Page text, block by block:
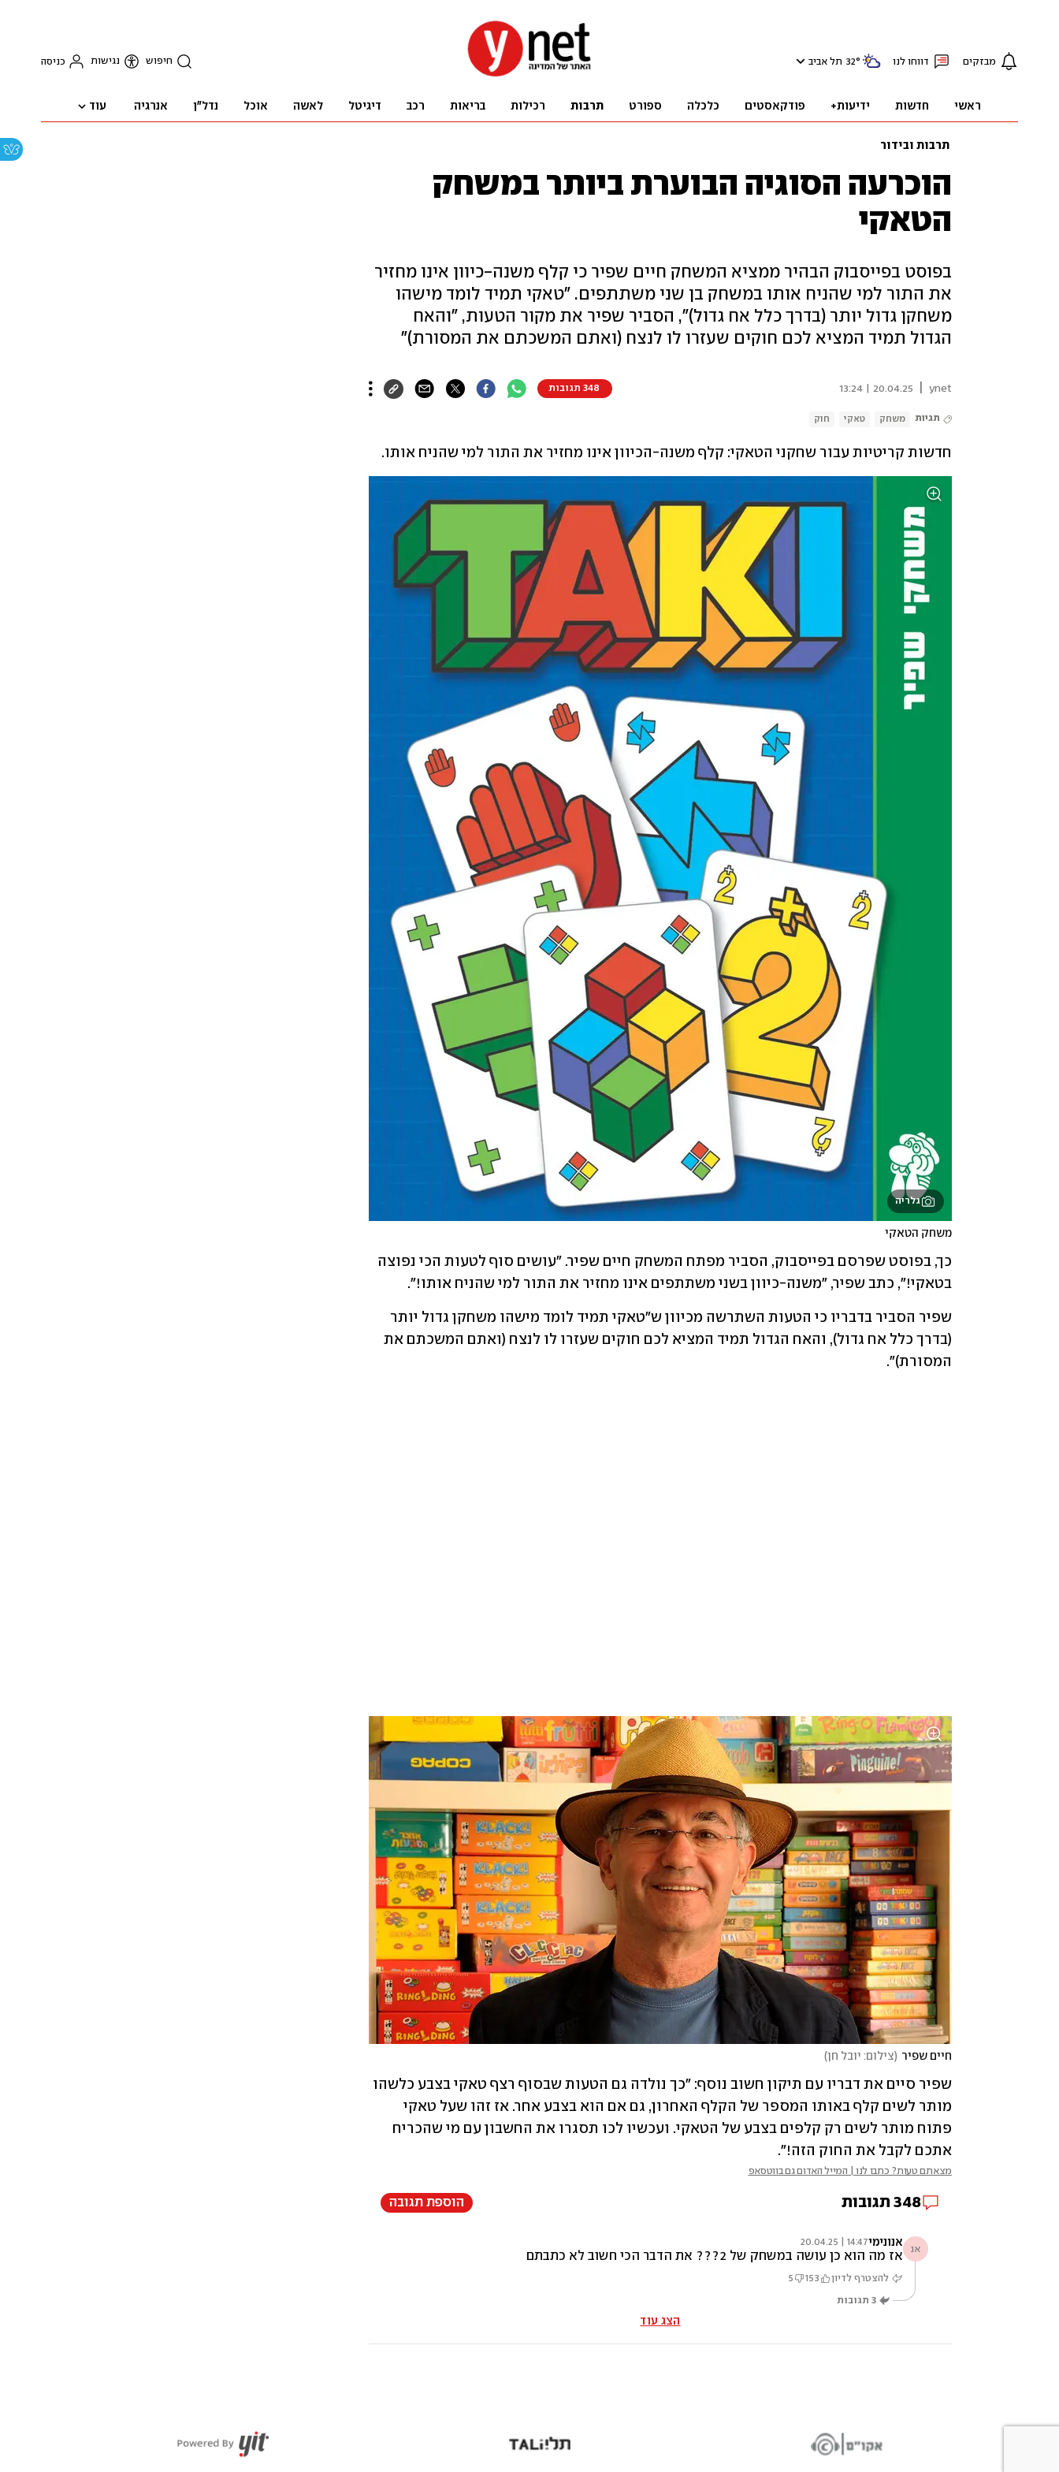
מבזקים דווחו לנו 32° תל אביב חיפוש נגישות כניסה
ראשי חדשות ידיעות+ פודקאסטים כלכלה ספורט תרבות רכילות בריאות רכב דיגיטל לאשה אוכל נדל"ן אנרגיה עוד
תרבות ובידור
הוכרעה הסוגיה הבוערת ביותר במשחק
הטאקי
בפוסט בפייסבוק הבהיר ממציא המשחק חיים שפיר כי קלף משנה-כיוון אינו מחזיר
את התור למי שהניח אותו במשחק בן שני משתתפים. "טאקי תמיד לומד מישהו
משחקן גדול יותר (בדרך כלל אח גדול)", הסביר שפיר את מקור הטעות, "והאח
הגדול תמיד המציא לכם חוקים שעזרו לו לנצח (ואתם המשכתם את המסורת)"
ynet
20.04.25 | 13:24 348 תגובות
תגיות משחק טאקי חוק
חדשות קריטיות עבור שחקני הטאקי: קלף משנה-הכיוון אינו מחזיר את התור למי שהניח אותו.
גלריה
משחק הטאקי
בטאקי!", כתב שפיר, "משנה-כיוון בשני משתתפים אינו מחזיר את התור למי שהניח אותו!".
המסורת)".
חיים שפיר (צילום: יובל חן)
אתכם לקבל את החוק הזה!".
מצאתם טעות? כתבו לנו | המייל האדום גם בווטסאפ
348 תגובות הוספת תגובה
אנ אנונימי14:47 | 20.04.25
אז מה הוא כן עושה במשחק של 2??? את הדבר הכי חשוב לא כתבתם
להצטרף לדיון 153
5
3 תגובות
הצג עוד